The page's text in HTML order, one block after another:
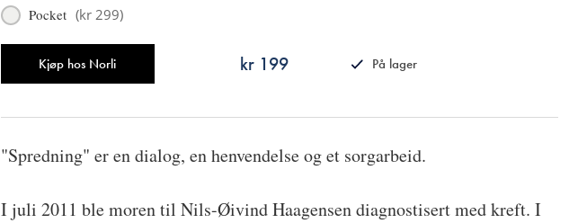
Pocket (kr 299)
Kjøp hos Norli kr 199
På lager
"Spredning" er en dialog, en henvendelse og et sorgarbeid.
I juli 2011 ble moren til Nils-Øivind Haagensen diagnostisert med kreft. I